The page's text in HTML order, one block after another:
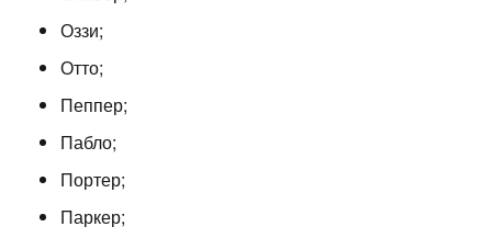
Оззи;
Отто;
Пеппер;
Пабло;
Портер;
Паркер;